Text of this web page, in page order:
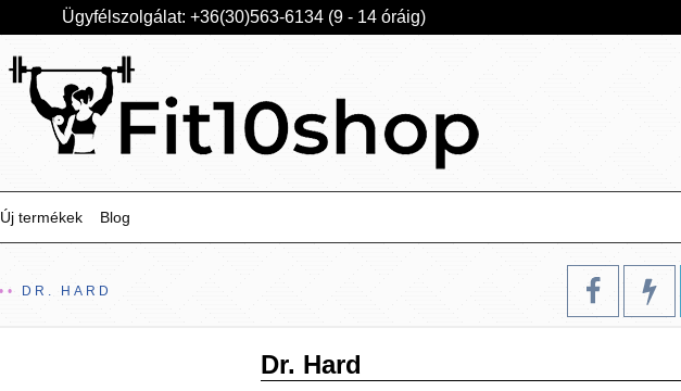
Ügyfélszolgálat: +36(30)563-6134 (9 - 14 óráig)
Új termékek Blog
DR. HARD
Dr. Hard